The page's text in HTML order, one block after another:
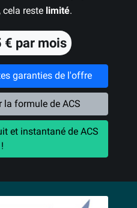
cela reste limité.
€ par mois
garanties de l'offre
formule de ACS
et instantané de ACS
!